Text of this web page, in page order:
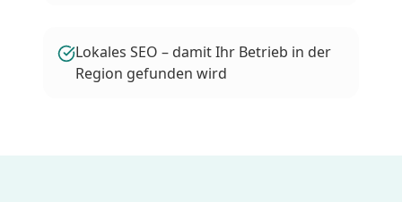
Lokales SEO – damit Ihr Betrieb in der
Region gefunden wird